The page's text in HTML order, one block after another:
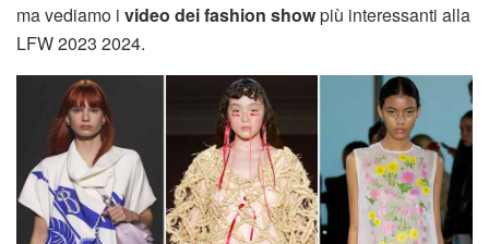
ma vediamo i video dei fashion showpiù interessanti alla
LFW 2023 2024.